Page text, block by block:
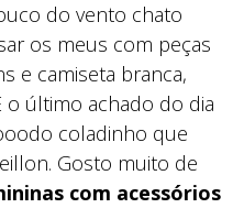
do vento chato
os meus com peças
e camiseta branca,
o último achado do dia
coladinho que
Gosto muito de
com acessórios